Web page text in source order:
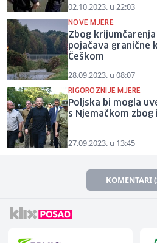
02.10.2023. u 22:03
NOVE MJERE
Zbog
pojačava granične
Češkom
28.09.2023. u 08:07
RIGOROZNIJE MJERE
Poljska bi mogla
s Njemačkom
27.09.2023. u 13:45
KOMENTARI